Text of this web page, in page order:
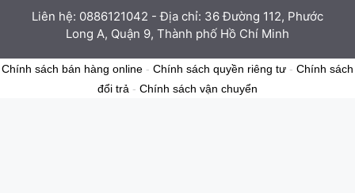
Liên hệ: 0886121042 - Địa chỉ: 36 Đường 112, Phước
Long A, Quận 9, Thành phố Hồ Chí Minh
Chính sách bán hàng online - Chính sách quyền riêng tư - Chính sách
đổi trả - Chính sách vận chuyển